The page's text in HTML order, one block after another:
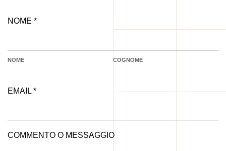
NOME *
NOME COGNOME
EMAIL *
COMMENTO O MESSAGGIO